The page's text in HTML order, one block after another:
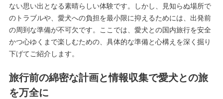
ない思い出となる素晴らしい体験です。しかし、見知らぬ場所で
のトラブルや、愛犬への負担を最小限に抑えるためには、出発前
の周到な準備が不可欠です。ここでは、愛犬との国内旅行を安全
かつ心ゆくまで楽しむための、具体的な準備と心構えを深く掘り
下げてご紹介します。
旅行前の綿密な計画と情報収集で愛犬との旅
を万全に